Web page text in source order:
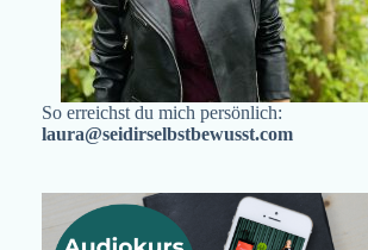
So erreichst du mich persönlich:
laura@seidirselbstbewusst.com